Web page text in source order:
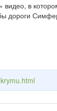
в
дороги